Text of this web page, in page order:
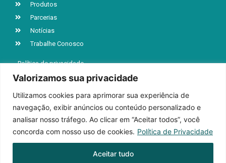
Valorizamos sua privacidade
Utilizamos cookies para aprimorar sua experiência de
navegação, exibir anúncios ou conteúdo personalizado e
analisar nosso tráfego. Ao clicar em “Aceitar todos”, você
concorda com nosso uso de cookies. Política de Privacidade
Aceitar tudo
Produtos
Parcerias
Notícias
Trabalhe Conosco
Política de privacidade
R. Jacob Luchesi, n° 5039, Bairro Santa Lúcia
Caxias do Sul | RS | CEP 95032-000
+55 (54) 3218-9199